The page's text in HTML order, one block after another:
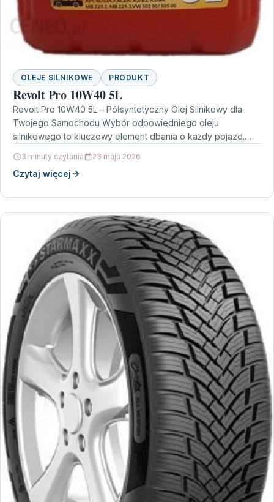
OLEJE SILNIKOWE PRODUKT
Revolt Pro 10W40 5L
Revolt Pro 10W40 5L – Półsyntetyczny Olej Silnikowy dla
Twojego Samochodu Wybór odpowiedniego oleju
silnikowego to kluczowy element dbania o każdy pojazd.
3 minuty czytania 23 maja 2026
Czytaj więcej